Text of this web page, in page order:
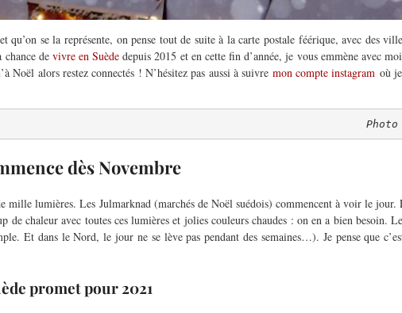
qu’on se la représente, on pense tout de suiteà la carte postale féérique, avec des
chance de vivre en Suède depuis 2015 et en cette fin d’année, je vous emmène avec moi
à Noël alors restez connectés ! N’hésitez pas aussià suivre mon compte instagram où
dès Novembre
mille lumières. Les Julmarknad(marchés de Noël suédois) commencent à voir le jour.
de chaleur avec toutes ces lumières et jolies couleurs chaudes : on en a bien besoin.
Et dans le Nord, le jour ne se lève pas pendant des semaines…). Je pense que
promet pour 2021